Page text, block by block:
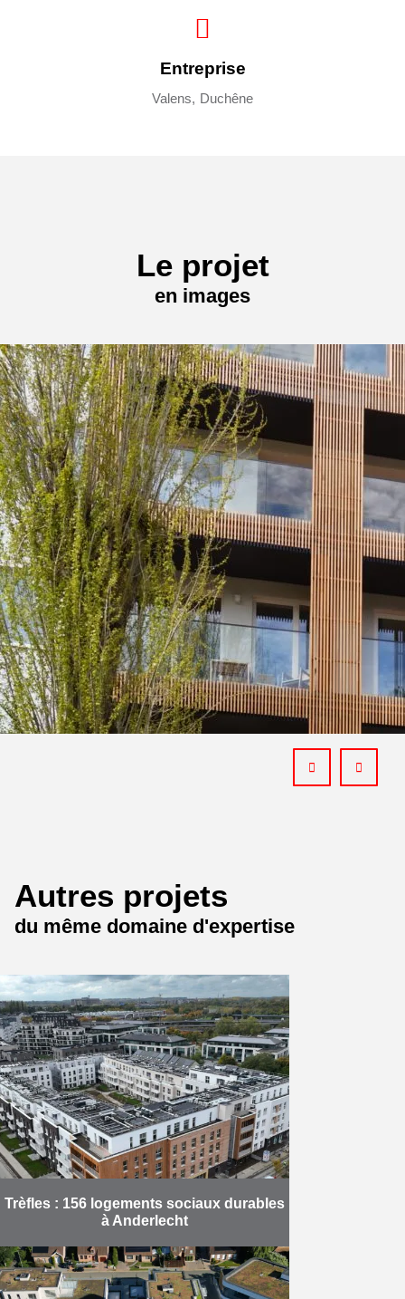
Entreprise
Valens, Duchêne
Le projet
en images
Autres projets
du même domaine d'expertise
Trèfles : 156 logements sociaux durables
à Anderlecht
Après deux ans de travaux, Valens,
en partenariat avec Louis
De Waele, a finalisé le projet